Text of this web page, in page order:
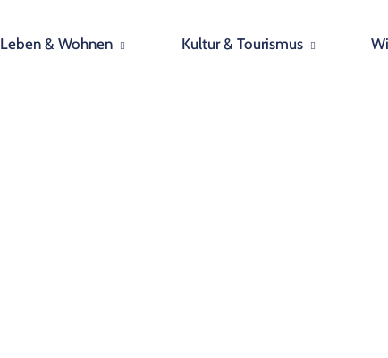
Leben & Wohnen Kultur & Tourismus